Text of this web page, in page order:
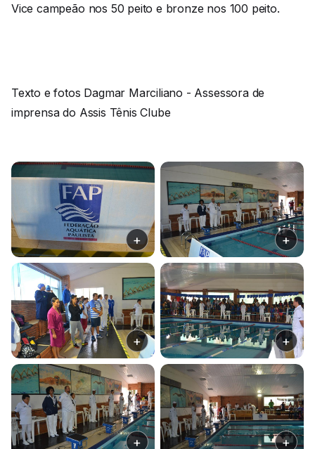
Vice campeão nos 50 peito e bronze nos 100 peito.
Texto e fotos Dagmar Marciliano - Assessora de
imprensa do Assis Tênis Clube